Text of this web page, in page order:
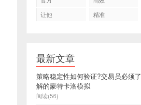
让他
精准
最新文章
策略稳定性如何验证?交易员必须了
解的蒙特卡洛模拟
阅读(56)